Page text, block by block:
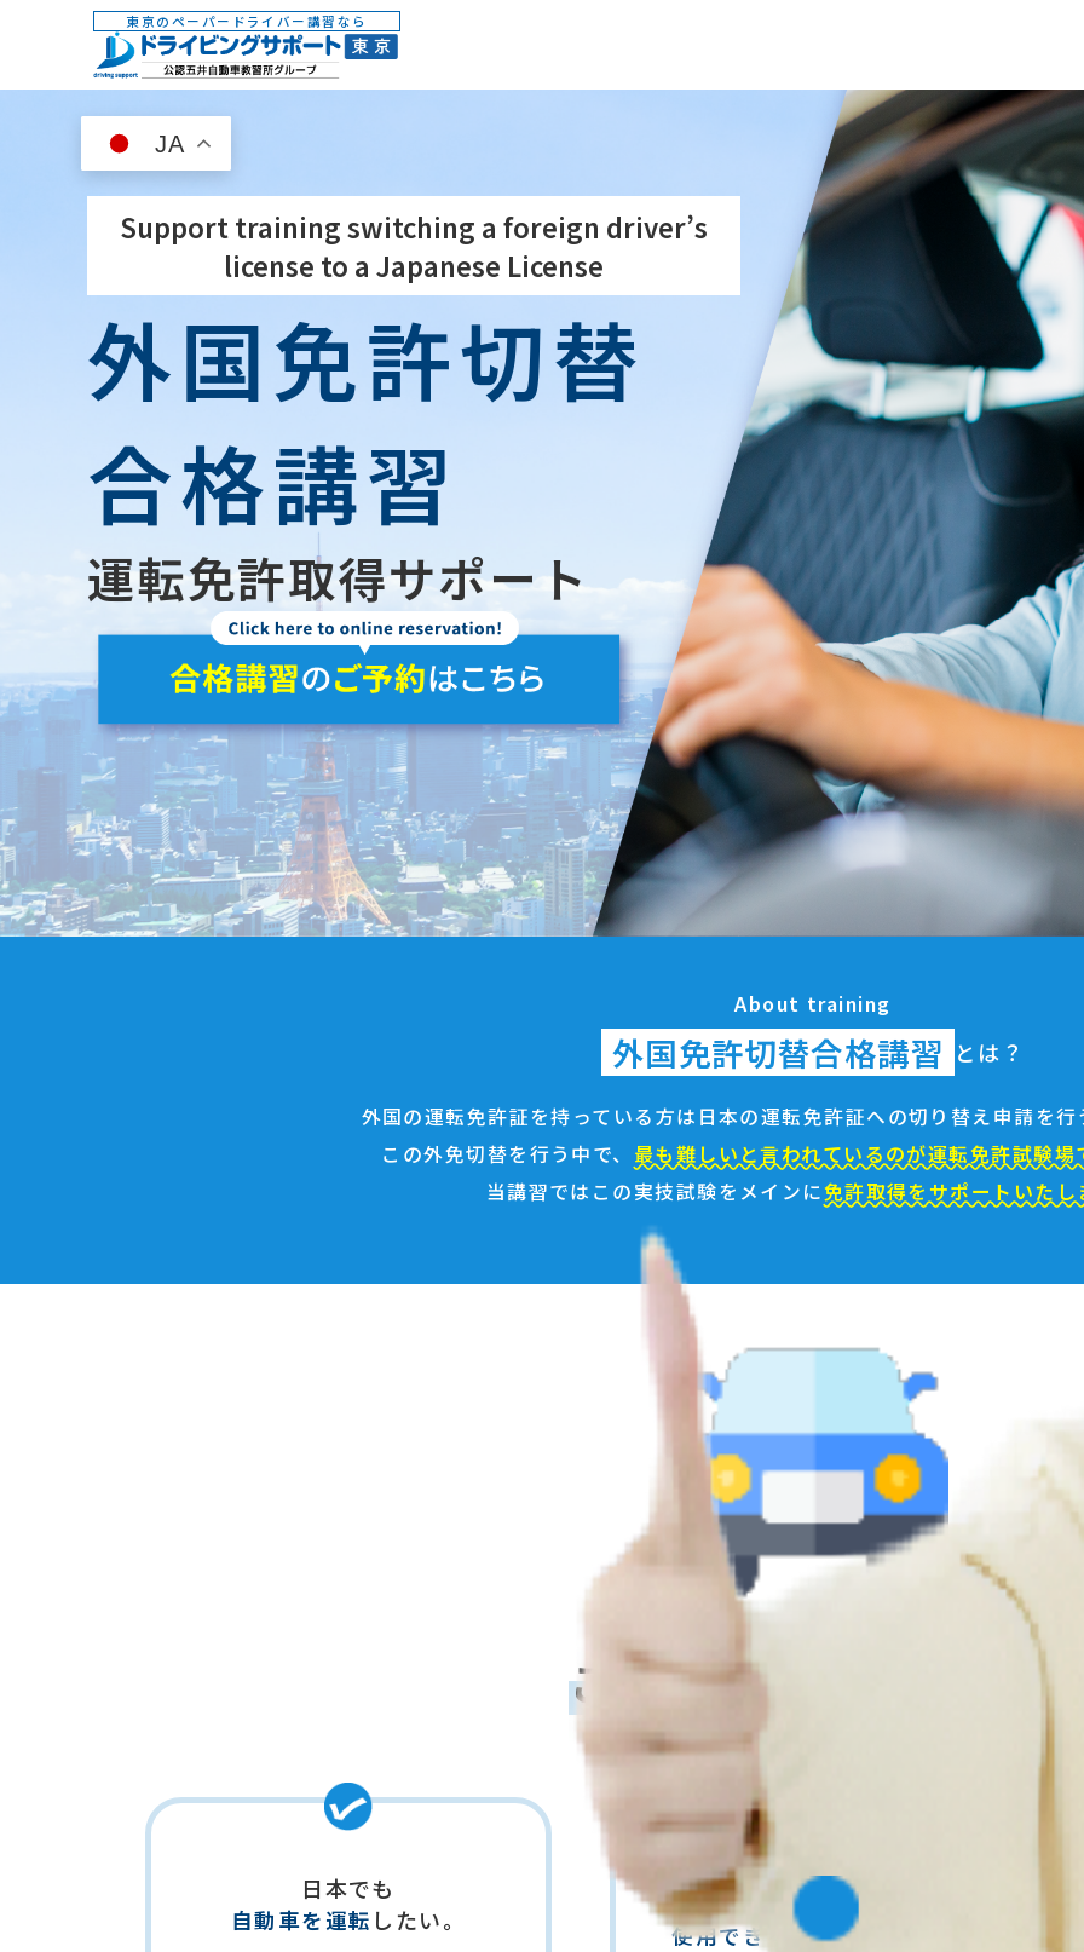
東京のペーパードライバー講習なら
講習
イン
お申
講習
お客
法人
Support training switching a foreign driver’s
license to a Japanese License
外国免許切替
合格講習
運転免許取得サポート
JA
About training
外国免許切替合格講習 とは？
外国の運転免許証を持っている方は日本の運転免許証への切り替え申請を
この外免切替を行う中で、 最も難しいと言われているのが運転免許試験
当講習ではこの実技試験をメインに免許取得をサポートいたし
こんな方におすすめ！
日本でも
自動車を運転 したい。
日本以外で取得した
運転免許を日本で
使用できるようにしたい。